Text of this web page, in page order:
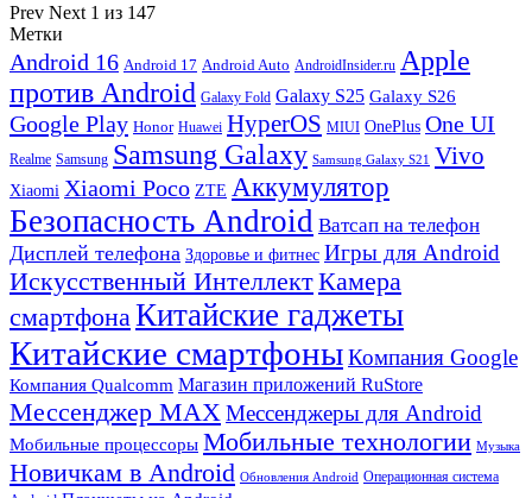
Prev Next 1 из 147
Метки
Android 16 Android 17 Android Auto AndroidInsider.ru Apple
против Android Galaxy Fold Galaxy S25 Galaxy S26
Google Play Honor Huawei HyperOS MIUI OnePlus One UI
Realme Samsung Samsung Galaxy Samsung Galaxy S21 Vivo
Xiaomi Xiaomi Poco ZTE Аккумулятор
Безопасность Android Ватсап на телефон
Дисплей телефона Здоровье и фитнес Игры для Android
Искусственный ИнтеллектКамера
смартфона Китайские гаджеты
Китайские смартфоныКомпания Google
Компания Qualcomm Магазин приложений RuStore
Мессенджер MAX Мессенджеры для Android
Мобильные процессоры Мобильные технологии Музыка
Новичкам в Android Обновления Android Операционная система